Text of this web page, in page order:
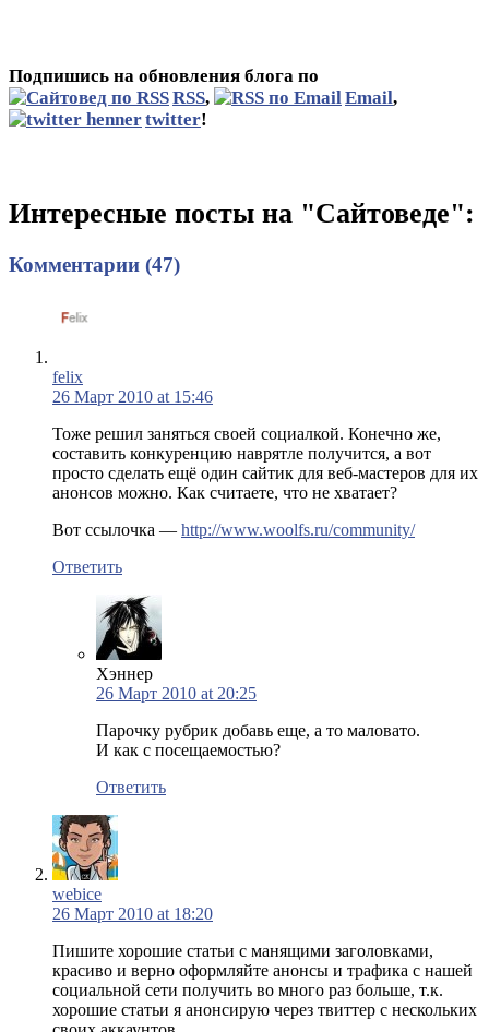
Подпишись на обновления блога по
RSS, Email,
twitter!
Интересные посты на "Сайтоведе":
Комментарии (47)
felix
26 Март 2010 at 15:46
Тоже решил заняться своей социалкой. Конечно же,
составить конкуренцию наврятле получится, а вот
просто сделать ещё один сайтик для веб-мастеров для их
анонсов можно. Как считаете, что не хватает?
Вот ссылочка — http://www.woolfs.ru/community/
Ответить
Хэннер
26 Март 2010 at 20:25
Парочку рубрик добавь еще, а то маловато.
И как с посещаемостью?
Ответить
webice
26 Март 2010 at 18:20
Пишите хорошие статьи с манящими заголовками,
красиво и верно оформляйте анонсы и трафика с нашей
социальной сети получить во много раз больше, т.к.
хорошие статьи я анонсирую через твиттер с нескольких